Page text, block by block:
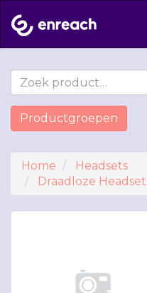
Productgroepen
Home
Headsets
Draadloze